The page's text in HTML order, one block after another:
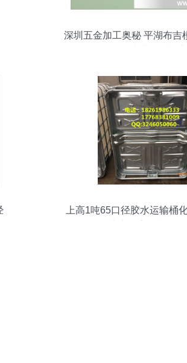
深圳五金加工奥秘 平湖布吉
上高1吨65口径胶水运输桶